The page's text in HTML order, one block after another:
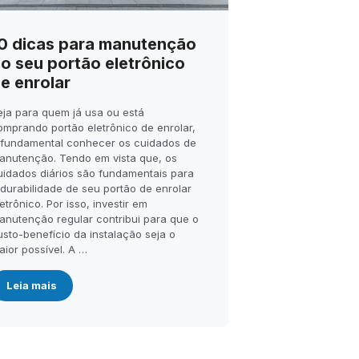
dicas para manutenção
seu portão eletrônico
enrolar
para quem já usa ou está
portão eletrônico de enrolar,
conhecer os cuidados de
Tendo em vista que, os
diários são fundamentais para
de seu portão de enrolar
Por isso, investir em
regular contribui para que o
benefício da instalação seja o
possível. A …
Leia mais